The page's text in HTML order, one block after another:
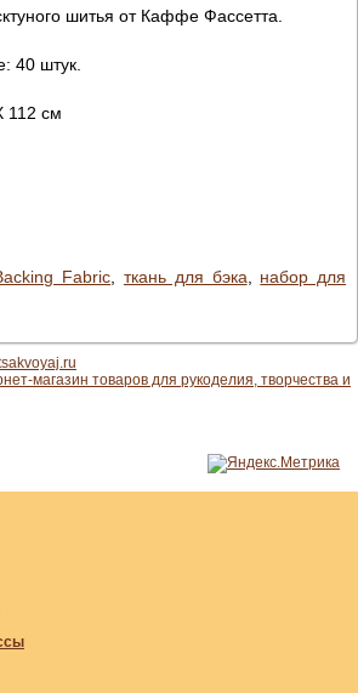
шитья от Каффе Фассетта.
40 штук.
112 см
Fabric ткань для бэка
набор для
магазин товаров для рукоделия, творчества и